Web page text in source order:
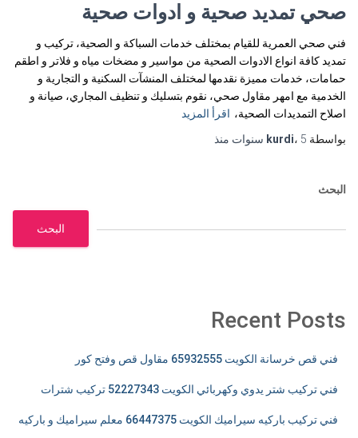
صحي تمديد صحية و ادوات صحية
فني صحي العمرية للقيام بمختلف خدمات السباكة و الصحية، تركيب و
تمديد كافة انواع الادوات الصحية من مواسير و مضخات مياه و فلاتر و اطقم
حمامات، خدمات مميزة نقدمها لمختلف المنشآت السكنية و التجارية و
الخدمية مع امهر مقاول صحي، نقوم بتسليك و تنظيف المجاري، صيانة و
اصلاح التمديدات الصحية، اقرأ المزيد
بواسطة
kurdi، 5 سنوات منذ
البحث
البحث
Recent Posts
فني قص خرسانة الكويت 65932555 مقاول قص وفتح كور
فني تركيب شتر يدوي وكهربائي الكويت 52227343 تركيب شترات
فني تركيب باركيه سيراميك الكويت 66447375 معلم سيراميك و باركيه